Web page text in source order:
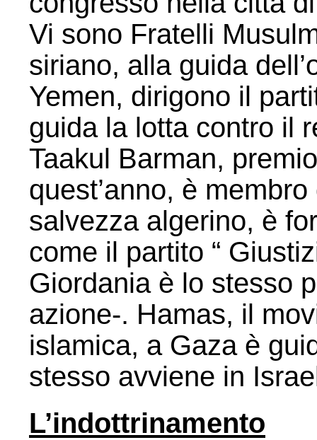
Vi sono Fratelli
siriano, alla guida
Yemen, dirigono il
guida la lotta contro il
Taakul Barman,
quest’anno, è
salvezza algerino, è
come il partito “
Giordania è lo stesso
azione-. Hamas, il
islamica, a Gaza è
stesso avviene in
L’indottrinamento